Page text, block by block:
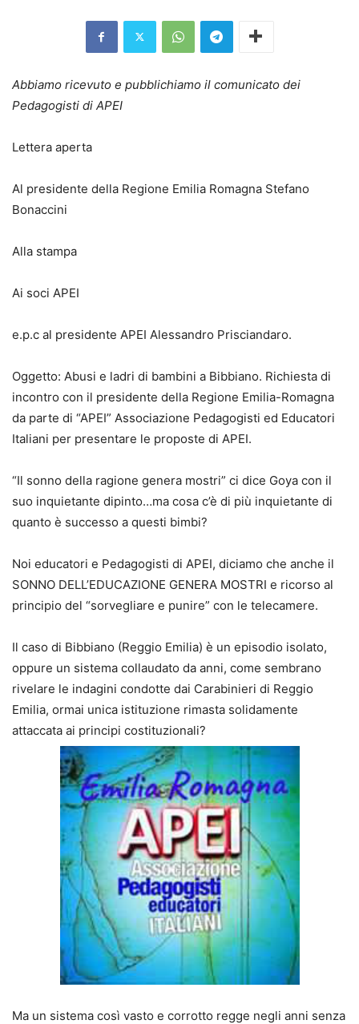
Abbiamo ricevuto e pubblichiamo il comunicato dei
Pedagogisti di APEI
Lettera aperta
Al presidente della Regione Emilia Romagna Stefano
Bonaccini
Alla stampa
Ai soci APEI
e.p.c al presidente APEI Alessandro Prisciandaro.
Oggetto: Abusi e ladri di bambini a Bibbiano. Richiesta di
incontro con il presidente della Regione Emilia-Romagna
da parte di “APEI” Associazione Pedagogisti ed Educatori
Italiani per presentare le proposte di APEI.
“Il sonno della ragione genera mostri” ci dice Goya con il
suo inquietante dipinto…ma cosa c’è di più inquietante di
quanto è successo a questi bimbi?
Noi educatori e Pedagogisti di APEI, diciamo che anche il
SONNO DELL’EDUCAZIONE GENERA MOSTRI e ricorso al
principio del “sorvegliare e punire” con le telecamere.
Il caso di Bibbiano (Reggio Emilia) è un episodio isolato,
oppure un sistema collaudato da anni, come sembrano
rivelare le indagini condotte dai Carabinieri di Reggio
Emilia, ormai unica istituzione rimasta solidamente
attaccata ai principi costituzionali?
Ma un sistema così vasto e corrotto regge negli anni senza